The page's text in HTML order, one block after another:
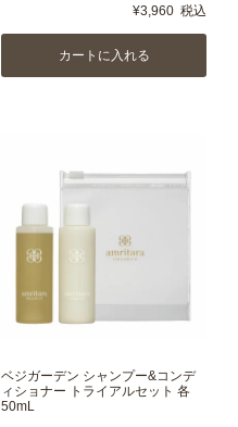
¥3,960 税込
カートに入れる
ベジガーデン シャンプー&コンデ
ィショナー トライアルセット 各
50mL